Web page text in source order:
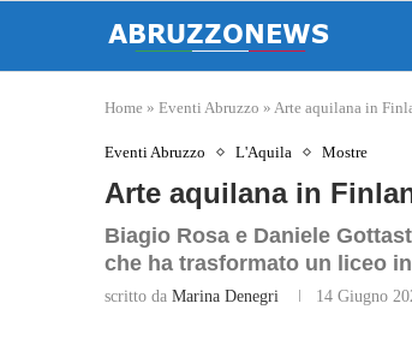
Home » Eventi Abruzzo » Arte aquilana in
Eventi Abruzzo L'Aquila Mostre
Arte aquilana in
Biagio Rosa e Daniele
che ha trasformato un liceo in
scritto da Marina Denegri 14 Giugno